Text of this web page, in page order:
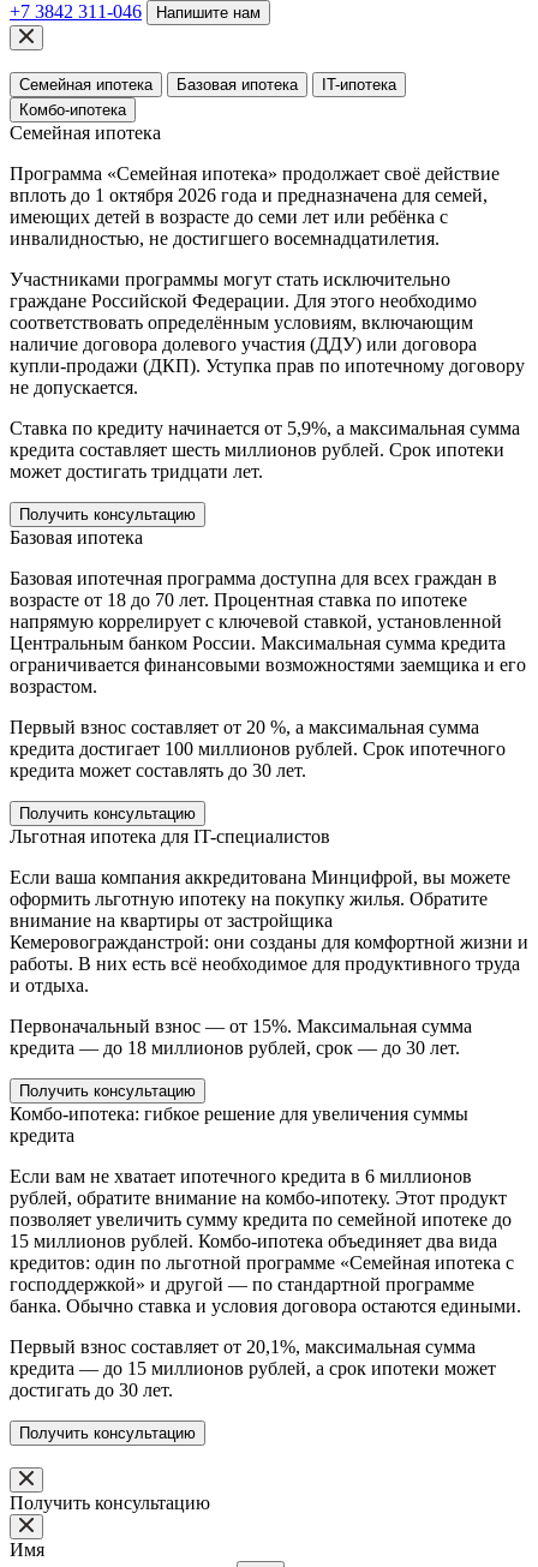
+7 3842 311-046
Напишите нам
Семейная ипотека Базовая ипотека
IT-ипотека
Комбо-ипотека
Семейная ипотека
Программа «Семейная ипотека» продолжает своё действие
вплоть до 1 октября 2026 года и предназначена для семей,
имеющих детей в возрасте до семи лет или ребёнка с
инвалидностью, не достигшего восемнадцатилетия.
Участниками программы могут стать исключительно
граждане Российской Федерации. Для этого необходимо
соответствовать определённым условиям, включающим
наличие договора долевого участия (ДДУ) или договора
купли-продажи (ДКП). Уступка прав по ипотечному договору
не допускается.
Ставка по кредиту начинается от 5,9%, а максимальная сумма
кредита составляет шесть миллионов рублей. Срок ипотеки
может достигать тридцати лет.
Получить консультацию
Базовая ипотека
Базовая ипотечная программа доступна для всех граждан в
возрасте от 18 до 70 лет. Процентная ставка по ипотеке
напрямую коррелирует с ключевой ставкой, установленной
Центральным банком России. Максимальная сумма кредита
ограничивается финансовыми возможностями заемщика и его
возрастом.
Первый взнос составляет от 20 %, а максимальная сумма
кредита достигает 100 миллионов рублей. Срок ипотечного
кредита может составлять до 30 лет.
Получить консультацию
Льготная ипотека для IT-специалистов
Если ваша компания аккредитована Минцифрой, вы можете
оформить льготную ипотеку на покупку жилья. Обратите
внимание на квартиры от застройщика
Кемеровогражданстрой: они созданы для комфортной жизни и
работы. В них есть всё необходимое для продуктивного труда
и отдыха.
Первоначальный взнос — от 15%. Максимальная сумма
кредита — до 18 миллионов рублей, срок — до 30 лет.
Получить консультацию
Комбо-ипотека: гибкое решение для увеличения суммы
кредита
Если вам не хватает ипотечного кредита в 6 миллионов
рублей, обратите внимание на комбо-ипотеку. Этот продукт
позволяет увеличить сумму кредита по семейной ипотеке до
15 миллионов рублей. Комбо-ипотека объединяет два вида
кредитов: один по льготной программе «Семейная ипотека с
господдержкой» и другой — по стандартной программе
банка. Обычно ставка и условия договора остаются едиными.
Первый взнос составляет от 20,1%, максимальная сумма
кредита — до 15 миллионов рублей, а срок ипотеки может
достигать до 30 лет.
Получить консультацию
Получить консультацию
Имя